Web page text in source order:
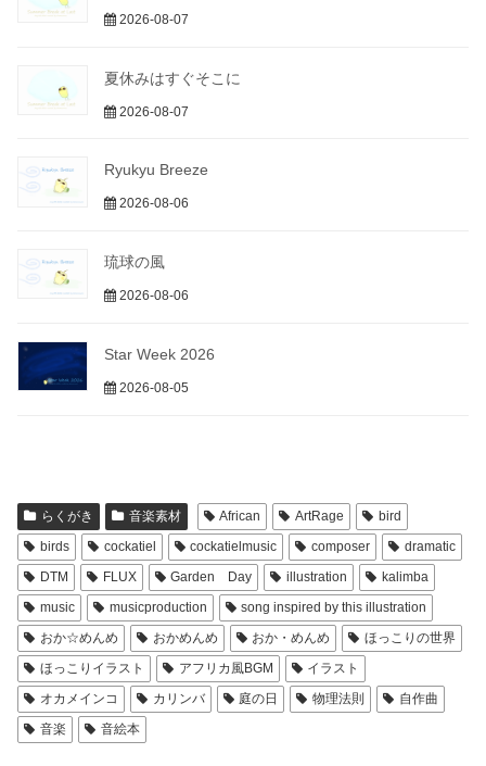
2026-08-07
夏休みはすぐそこに
2026-08-07
Ryukyu Breeze
2026-08-06
琉球の風
2026-08-06
Star Week 2026
2026-08-05
らくがき 音楽素材 African ArtRage
bird
birds
cockatiel cockatielmusic composer
dramatic
DTM
FLUX Garden Day illustration
kalimba
music
musicproduction
song inspired by this illustration
おか☆めんめ
おかめんめ おか・めんめ
ほっこりの世界
ほっこりイラスト
アフリカ風BGM
イラスト
オカメインコ
カリンバ 庭の日 物理法則
自作曲
音楽
音絵本